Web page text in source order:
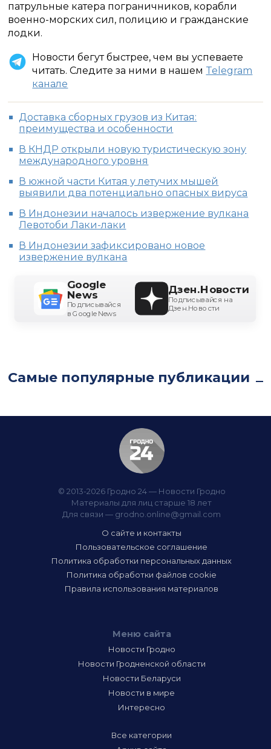
патрульные катера пограничников, корабли
военно-морских сил, полицию и гражданские
лодки.
Новости бегут быстрее, чем вы успеваете
читать. Следите за ними в нашем Telegram
канале
Доставка сборных грузов из Китая:
преимущества и особенности
В КНДР открыли новую туристическую зону
международного уровня
В южной части Китая у летучих мышей
выявили два потенциально опасных вируса
В Индонезии началось извержение вулкана
Левотоби Лаки-лаки
В Индонезии зафиксировано новое
извержение вулкана
Google
News
Подписывайся
в Google News
Дзен.Новости
Подписывайся на
Дзен.Новости
Самые популярные публикации
© 2013-2026 Гродно 24 — Новости Гродно
Материалы для лиц старше 18 лет
Для связи — grodno.online@gmail.com
О сайте и контакты
Пользовательское соглашение
Политика обработки персональных данных
Политика обработки файлов cookie
Правила использования материалов
Меню сайта
Новости Гродно
Новости Гродненской области
Новости Беларуси
Новости в мире
Интересно
Все категории